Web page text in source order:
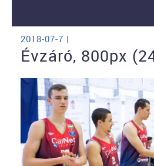
2018-07-7 |
Évzáró, 800px